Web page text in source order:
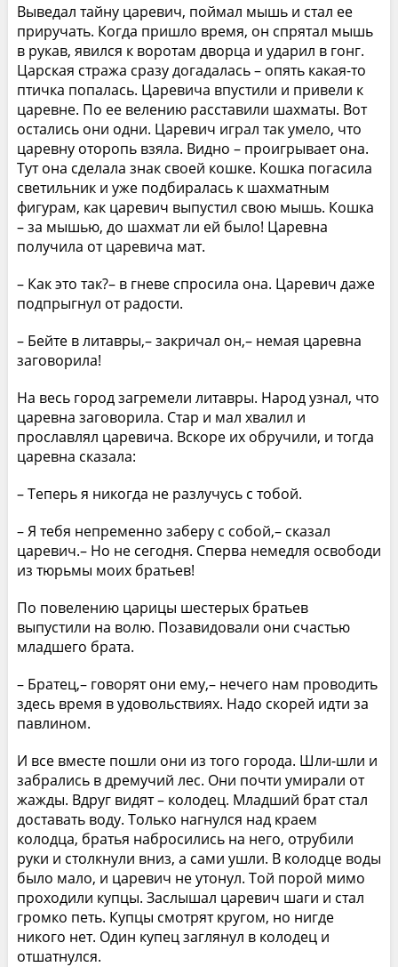
Выведал тайну царевич, поймал мышь и стал ее
приручать. Когда пришло время, он спрятал мышь
в рукав, явился к воротам дворца и ударил в гонг.
Царская стража сразу догадалась – опять какая-то
птичка попалась. Царевича впустили и привели к
царевне. По ее велению расставили шахматы. Вот
остались они одни. Царевич играл так умело, что
царевну оторопь взяла. Видно – проигрывает она.
Тут она сделала знак своей кошке. Кошка погасила
светильник и уже подбиралась к шахматным
фигурам, как царевич выпустил свою мышь. Кошка
– за мышью, до шахмат ли ей было! Царевна
получила от царевича мат.
– Как это так?– в гневе спросила она. Царевич даже
подпрыгнул от радости.
– Бейте в литавры,– закричал он,– немая царевна
заговорила!
На весь город загремели литавры. Народ узнал, что
царевна заговорила. Стар и мал хвалил и
прославлял царевича. Вскоре их обручили, и тогда
царевна сказала:
– Теперь я никогда не разлучусь с тобой.
– Я тебя непременно заберу с собой,– сказал
царевич.– Но не сегодня. Сперва немедля освободи
из тюрьмы моих братьев!
По повелению царицы шестерых братьев
выпустили на волю. Позавидовали они счастью
младшего брата.
– Братец,– говорят они ему,– нечего нам проводить
здесь время в удовольствиях. Надо скорей идти за
павлином.
И все вместе пошли они из того города. Шли-шли и
забрались в дремучий лес. Они почти умирали от
жажды. Вдруг видят – колодец. Младший брат стал
доставать воду. Только нагнулся над краем
колодца, братья набросились на него, отрубили
руки и столкнули вниз, а сами ушли. В колодце воды
было мало, и царевич не утонул. Той порой мимо
проходили купцы. Заслышал царевич шаги и стал
громко петь. Купцы смотрят кругом, но нигде
никого нет. Один купец заглянул в колодец и
отшатнулся.